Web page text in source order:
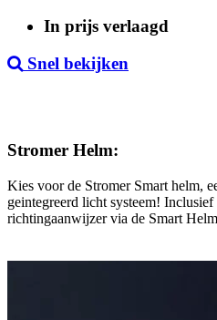
In prijs verlaagd
Snel bekijken
Stromer Helm:
Kies voor de Stromer Smart helm,
geintegreerd licht systeem!
richtingaanwijzer via de Smart